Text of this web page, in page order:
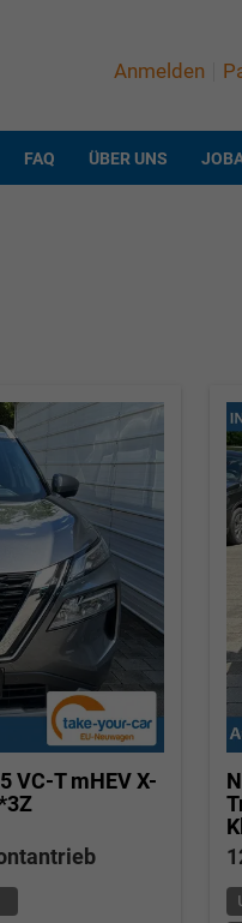
Anmelden
FAQ ÜBER UNS
VC-T mHEV X-